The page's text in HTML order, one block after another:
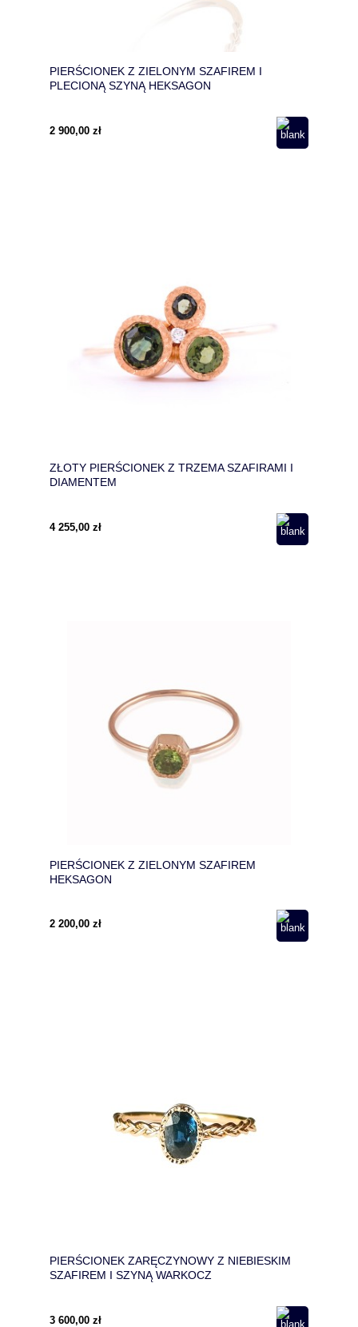
PIERŚCIONEK Z ZIELONYM SZAFIREM I
PLECIONĄ SZYNĄ HEKSAGON
2 900,00 zł
ZŁOTY PIERŚCIONEK Z TRZEMA SZAFIRAMI I
DIAMENTEM
4 255,00 zł
PIERŚCIONEK Z ZIELONYM SZAFIREM
HEKSAGON
2 200,00 zł
PIERŚCIONEK ZARĘCZYNOWY Z NIEBIESKIM
SZAFIREM I SZYNĄ WARKOCZ
3 600,00 zł